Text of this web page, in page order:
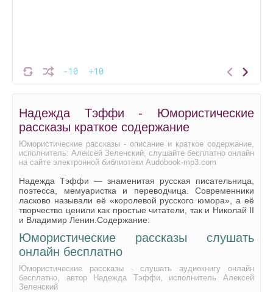
-10 +10
Надежда Тэффи - Юмористические
рассказы краткое содержание
Юмористические рассказы - описание и краткое содержание,
исполнитель: Алексей Зеленский, слушайте бесплатно онлайн
на сайте электронной библиотеки Audobook-mp3.com
Надежда Тэффи — знаменитая русская писательница,
поэтесса, мемуаристка и переводчица. Современники
ласково называли её «королевой русского юмора», а её
творчество ценили как простые читатели, так и Николай II
и Владимир Ленин.Содержание:
Юмористические рассказы слушать
онлайн бесплатно
Юмористические рассказы - слушать аудиокнигу онлайн
бесплатно, автор Надежда Тэффи, исполнитель Алексей
Зеленский